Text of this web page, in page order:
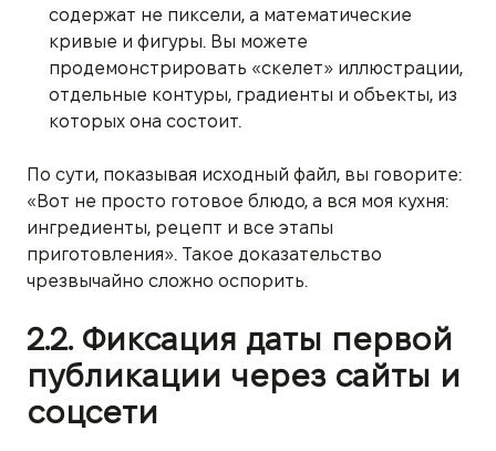
содержат не пиксели, а математические
кривые и фигуры. Вы можете
продемонстрировать «скелет» иллюстрации,
отдельные контуры, градиенты и объекты, из
которых она состоит.
По сути, показывая исходный файл, вы говорите:
«Вот не просто готовое блюдо, а вся моя кухня:
ингредиенты, рецепт и все этапы
приготовления». Такое доказательство
чрезвычайно сложно оспорить.
2.2. Фиксация даты первой
публикации через сайты и
соцсети